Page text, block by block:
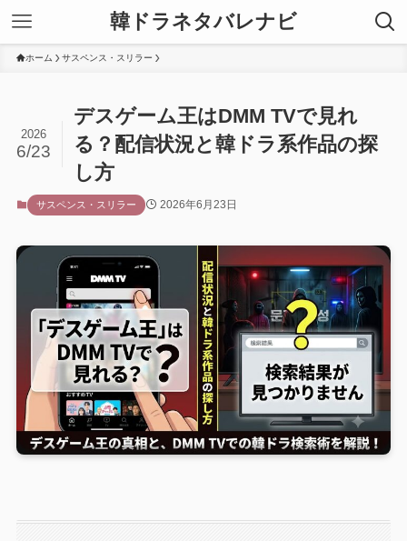
韓ドラネタバレナビ
ホーム サスペンス・スリラー
デスゲーム王はDMM TVで見れ
る？配信状況と韓ドラ系作品の探
し方
2026
6/23
サスペンス・スリラー 2026年6月23日